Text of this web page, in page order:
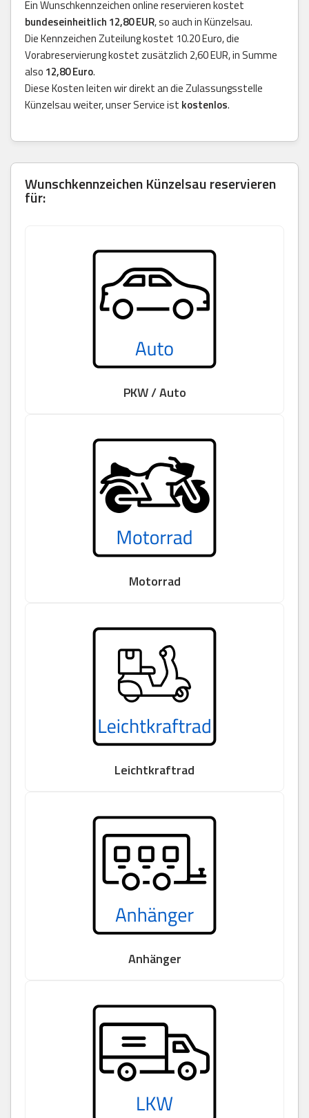
Ein Wunschkennzeichen online reservieren kostet
bundeseinheitlich 12,80 EUR, so auch in Künzelsau.
Die Kennzeichen Zuteilung kostet 10.20 Euro, die
Vorabreservierung kostet zusätzlich 2,60 EUR, in Summe
also 12,80 Euro.
Diese Kosten leiten wir direkt an die Zulassungsstelle
Künzelsau weiter, unser Service ist kostenlos.
Wunschkennzeichen Künzelsau reservieren
für:
PKW / Auto
Motorrad
Leichtkraftrad
Anhänger